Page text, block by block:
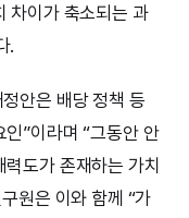
차이가 축소되는 과
.
안은 배당 정책 등
”이라며 “그동안 안
도가 존재하는 가치
원은 이와 함께 “가